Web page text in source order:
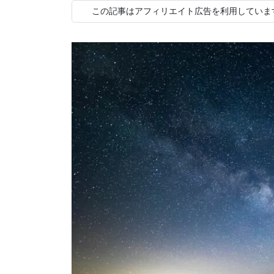
この記事はアフィリエイト広告を利用していま